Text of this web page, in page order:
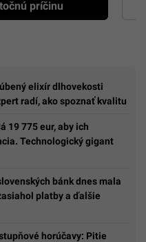
príčinu
elixír dlhovekosti
radí, ako spoznať kvalitu
19 775 eur, aby ich
Technologický gigant
bánk dnes mala
platby a ďalšie
horúčavy: Pitie